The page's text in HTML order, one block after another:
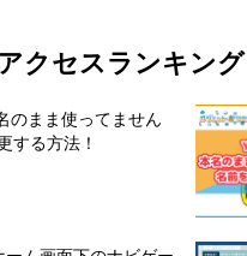
クセスランキング
のまま使ってません
する方法！